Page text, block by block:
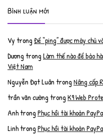
Bình luận mới
Vy trongĐể “ping” được máy chủ
Dương trongLàm thế nào để bảo
Việt Nam
Nguyễn Đạt Luân trongNâng cấp
trần văn cường trongK9 Web
AnhtrongPhục hồi tài khoản
LinhtrongPhục hồi tài khoản